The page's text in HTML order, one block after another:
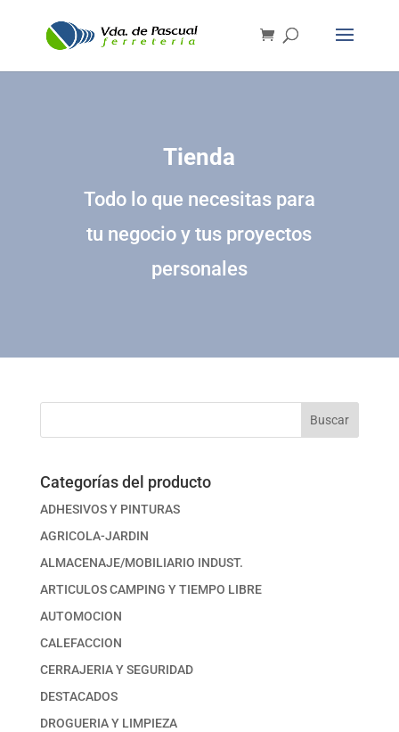
Tienda
Todo lo que necesitas para
tu negocio y tus proyectos
personales
Buscar
Categorías del producto
ADHESIVOS Y PINTURAS
AGRICOLA-JARDIN
ALMACENAJE/MOBILIARIO INDUST.
ARTICULOS CAMPING Y TIEMPO LIBRE
AUTOMOCION
CALEFACCION
CERRAJERIA Y SEGURIDAD
DESTACADOS
DROGUERIA Y LIMPIEZA